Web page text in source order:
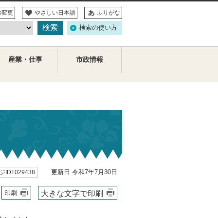
更 やさしい日本語 ふりがな
検索の使い方
産業・仕事 市政情報
ID1029438 更新日 令和7年7月30日
印刷 大きな文字で印刷